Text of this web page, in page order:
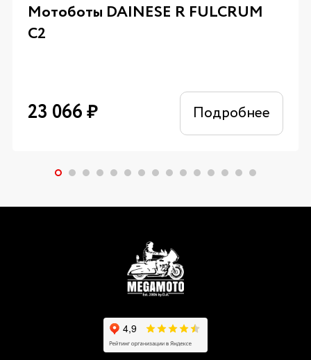
Мотоботы DAINESE R FULCRUM
C2
23 066₽ Подробнее